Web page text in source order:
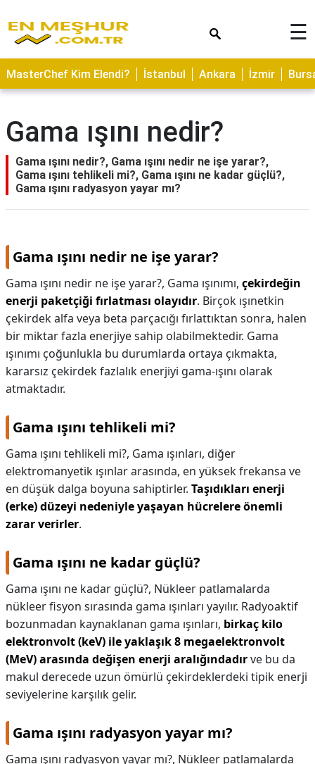
ASTROLOJİ
SAĞLIK
TARİFLERİ
GEZİLECEK
YERLER
ALANLARI
HAMİLELİK
KAPLICALAR
İLETİŞİM
☰
MasterChef Kim Elendi? İstanbul Ankara İzmir
Gama ışını nedir?
Gama ışını nedir?, Gama ışını nedir ne işe yarar?,
Gama ışını tehlikeli mi?, Gama ışını ne kadar güçlü?,
Gama ışını radyasyon yayar mı?
Gama ışını nedir ne işe yarar?
Gama ışını nedir ne işe yarar?, Gama ışınımı, çekirdeğin
enerji paketçiği fırlatması olayıdır. Birçok ışınetkin
çekirdek alfa veya beta parçacığı fırlattıktan sonra, halen
bir miktar fazla enerjiye sahip olabilmektedir. Gama
ışınımı çoğunlukla bu durumlarda ortaya çıkmakta,
kararsız çekirdek fazlalık enerjiyi gama-ışını olarak
atmaktadır.
Gama ışını tehlikeli mi?
Gama ışını tehlikeli mi?, Gama ışınları, diğer
elektromanyetik ışınlar arasında, en yüksek frekansa ve
en düşük dalga boyuna sahiptirler. Taşıdıkları enerji
(erke) düzeyi nedeniyle yaşayan hücrelere önemli
zarar verirler.
Gama ışını ne kadar güçlü?
Gama ışını ne kadar güçlü?, Nükleer patlamalarda
nükleer fisyon sırasında gama ışınları yayılır. Radyoaktif
bozunmadan kaynaklanan gama ışınları, birkaç kilo
elektronvolt (keV) ile yaklaşık 8 megaelektronvolt
(MeV) arasında değişen enerji aralığındadırve bu da
makul derecede uzun ömürlü çekirdeklerdeki tipik enerji
seviyelerine karşılık gelir.
Gama ışını radyasyon yayar mı?
Gama ışını radyasyon yayar mı?, Nükleer patlamalarda